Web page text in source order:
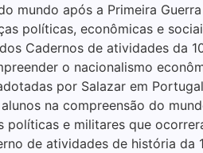
mundo após a Primeira
políticas, econômicas e
Cadernos de atividades da
o nacionalismo
por Salazar em
na compreensão do
e militares que
de atividades de história